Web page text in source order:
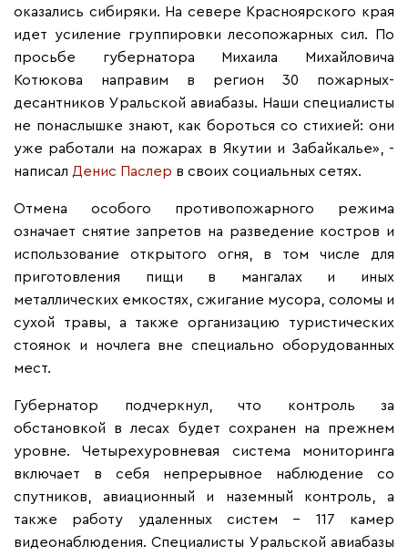
оказались сибиряки. На севере Красноярского края
идет усиление группировки лесопожарных сил. По
просьбе губернатора Михаила Михайловича
Котюкова направим в регион 30 пожарных-
десантников Уральской авиабазы. Наши специалисты
не понаслышке знают, как бороться со стихией: они
уже работали на пожарах в Якутии и Забайкалье», -
написал Денис Паслер в своих социальных сетях.
Отмена особого противопожарного режима
означает снятие запретов на разведение костров и
использование открытого огня, в том числе для
приготовления пищи в мангалах и иных
металлических емкостях, сжигание мусора, соломы и
сухой травы, а также организацию туристических
стоянок и ночлега вне специально оборудованных
мест.
Губернатор подчеркнул, что контроль за
обстановкой в лесах будет сохранен на прежнем
уровне. Четырехуровневая система мониторинга
включает в себя непрерывное наблюдение со
спутников, авиационный и наземный контроль, а
также работу удаленных систем - 117 камер
видеонаблюдения. Специалисты Уральской авиабазы